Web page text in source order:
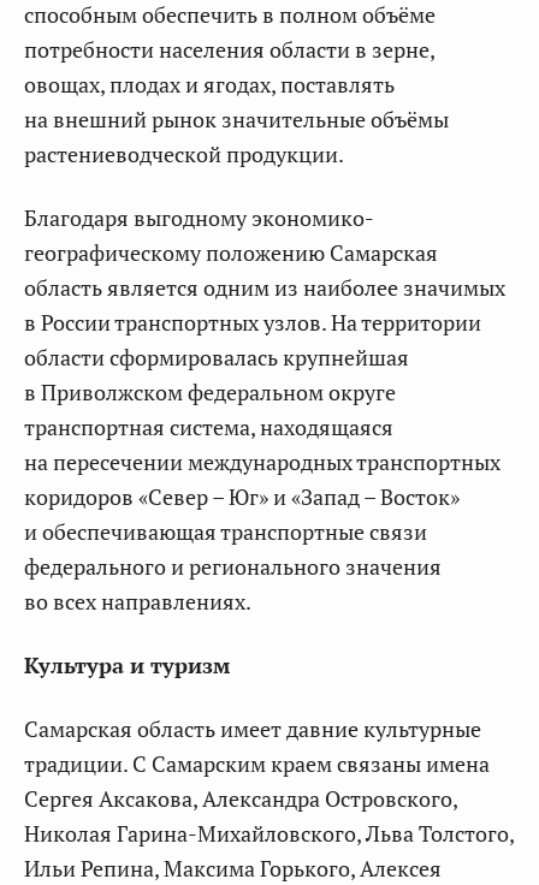
способным обеспечить в полном объёме
потребности населения области в зерне,
овощах, плодах и ягодах, поставлять
на внешний рынок значительные объёмы
растениеводческой продукции.
Благодаря выгодному экономико-
географическому положению Самарская
область является одним из наиболее значимых
в России транспортных узлов. На территории
области сформировалась крупнейшая
в Приволжском федеральном округе
транспортная система, находящаяся
на пересечении международных транспортных
коридоров «Север – Юг» и «Запад – Восток»
и обеспечивающая транспортные связи
федерального и регионального значения
во всех направлениях.
Культура и туризм
Самарская область имеет давние культурные
традиции. С Самарским краем связаны имена
Сергея Аксакова, Александра Островского,
Николая Гарина-Михайловского, Льва Толстого,
Ильи Репина, Максима Горького, Алексея